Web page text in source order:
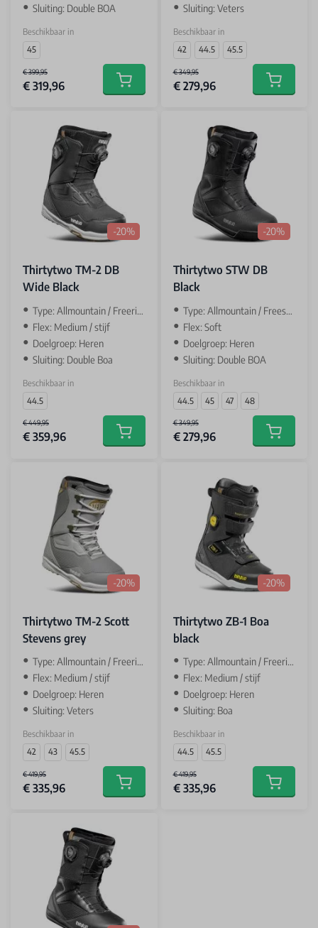
Sluiting: Double BOA
Beschikbaar in
45
€ 399,95
€ 319,96 Add to cart
Sluiting: Veters
Beschikbaar in
42
44.5 45.5
€ 349,95
€ 279,96 Add to
-20%
Thirtytwo TM-2 DB
Wide Black
Type: Allmountain / Freeride
Flex: Medium / stijf
Doelgroep: Heren
Sluiting: Double Boa
Beschikbaar in
44.5
€ 449,95
€ 359,96 Add to cart
-20%
Thirtytwo STW DB
Black
Type: Allmountain / Freestyle
Flex: Soft
Doelgroep: Heren
Sluiting: Double BOA
Beschikbaar in
44.5
45 47 48
€ 349,95
€ 279,96 Add to
-20%
Thirtytwo TM-2 Scott
Stevens grey
Type: Allmountain / Freeride
Flex: Medium / stijf
Doelgroep: Heren
Sluiting: Veters
Beschikbaar in
42
43 45.5
€ 419,95
€ 335,96 Add to cart
-20%
Thirtytwo ZB-1 Boa
black
Type: Allmountain / Freeride
Flex: Medium / stijf
Doelgroep: Heren
Sluiting: Boa
Beschikbaar in
44.5
45.5
€ 419,95
€ 335,96 Add to